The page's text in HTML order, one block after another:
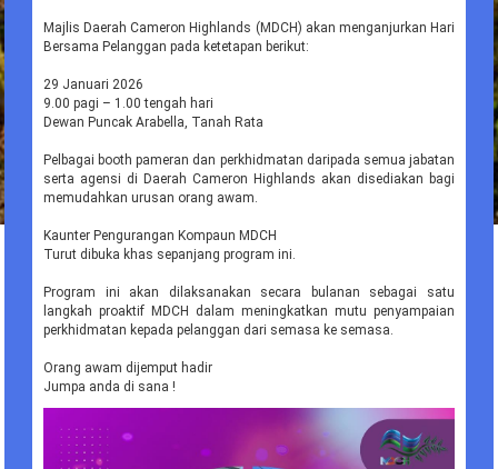
Majlis Daerah Cameron Highlands (MDCH) akan menganjurkan Hari
Bersama Pelanggan pada ketetapan berikut:
29 Januari 2026
9.00 pagi – 1.00 tengah hari
Dewan Puncak Arabella, Tanah Rata
Pelbagai booth pameran dan perkhidmatan daripada semua jabatan
serta agensi di Daerah Cameron Highlands akan disediakan bagi
memudahkan urusan orang awam.
Kaunter Pengurangan Kompaun MDCH
Turut dibuka khas sepanjang program ini.
Program ini akan dilaksanakan secara bulanan sebagai satu
langkah proaktif MDCH dalam meningkatkan mutu penyampaian
perkhidmatan kepada pelanggan dari semasa ke semasa.
Orang awam dijemput hadir
Jumpa anda di sana !